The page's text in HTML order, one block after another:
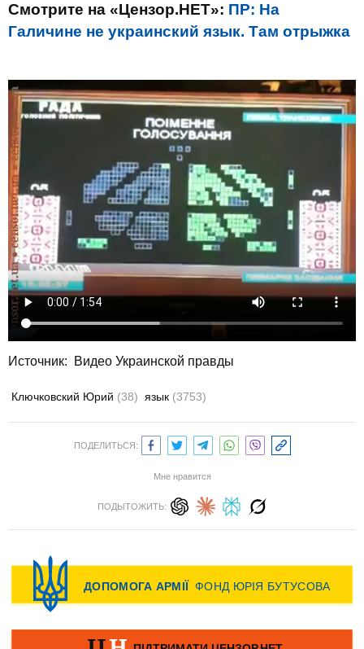
Смотрите на «Цензор.НЕТ»: ПР: На
Галичине не украинский язык. Там отрыжка
Источник: Видео Украинской правды
Ключковский Юрий (38) язык (3753)
ПОДЕЛИТЬСЯ:
Мне нравится
ПОДЫТОЖИТЬ: